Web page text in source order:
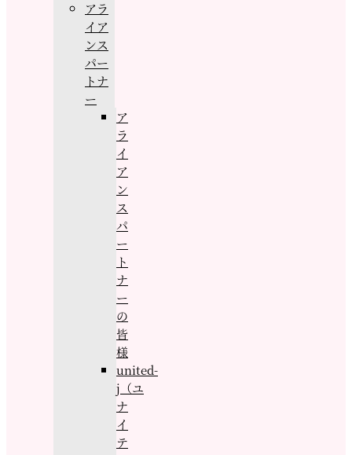
アラ
イア
ンス
パー
トナ
ー
ア
ラ
イ
ア
ン
ス
パ
ー
ト
ナ
ー
の
皆
様
united-
j（ユ
ナ
イ
テ